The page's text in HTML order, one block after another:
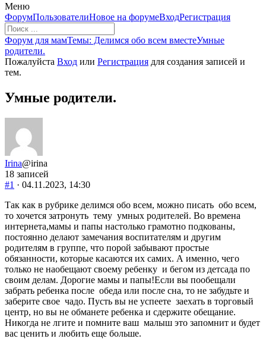
Меню
Навигация
Форума
ФорумПользователиНовое на форумеВходРегистрация
Форум
breadcrumbs
-
Вы
Форум для мамТемы: Делимся обо всем вместеУмные
родители.
Пожалуйста Вход или Регистрация для создания записей и
тем.
Умные родители.
Irina@irina
18 записей
#1 · 04.11.2023, 14:30
Так как в рубрике делимся обо всем, можно писать обо всем,
то хочется затронуть тему умных родителей. Во времена
интернета,мамы и папы настолько грамотно подкованы,
постоянно делают замечания воспитателям и другим
родителям в группе, что порой забывают простые
обязанности, которые касаются их самих. А именно, чего
только не наобещают своему ребенку и бегом из детсада по
своим делам. Дорогие мамы и папы!Если вы пообещали
забрать ребенка после обеда или после сна, то не забудьте и
заберите свое чадо. Пусть вы не успеете заехать в торговый
центр, но вы не обманете ребенка и сдержите обещание.
Никогда не лгите и помните ваш малыш это запомнит и будет
вас ценить и любить еще больше.